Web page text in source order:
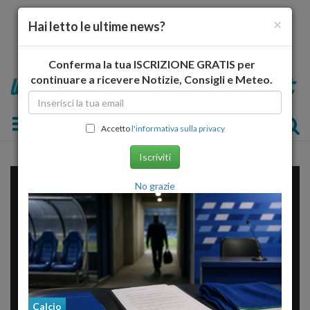
Toggle navigation
×
Hai letto le ultime news?
Conferma la tua ISCRIZIONE GRATIS per
continuare a ricevere Notizie, Consigli e Meteo.
Accettol'informativa sulla privacy
Iscriviti
No grazie
Calcio